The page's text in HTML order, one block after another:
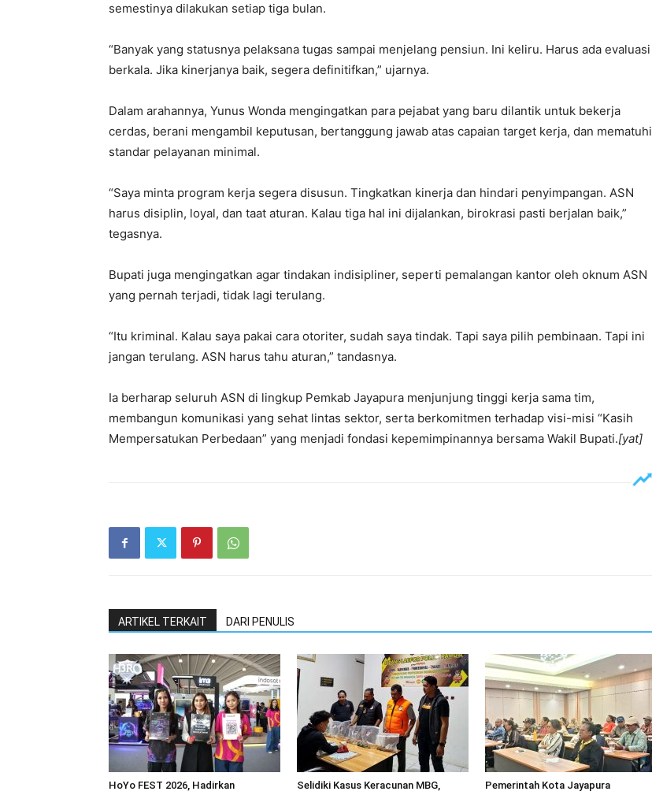
semestinya dilakukan setiap tiga bulan.
“Banyak yang statusnya pelaksana tugas sampai menjelang pensiun. Ini keliru. Harus ada evaluasi
berkala. Jika kinerjanya baik, segera definitifkan,” ujarnya.
Dalam arahannya, Yunus Wonda mengingatkan para pejabat yang baru dilantik untuk bekerja
cerdas, berani mengambil keputusan, bertanggung jawab atas capaian target kerja, dan mematuhi
standar pelayanan minimal.
“Saya minta program kerja segera disusun. Tingkatkan kinerja dan hindari penyimpangan. ASN
harus disiplin, loyal, dan taat aturan. Kalau tiga hal ini dijalankan, birokrasi pasti berjalan baik,”
tegasnya.
Bupati juga mengingatkan agar tindakan indisipliner, seperti pemalangan kantor oleh oknum ASN
yang pernah terjadi, tidak lagi terulang.
“Itu kriminal. Kalau saya pakai cara otoriter, sudah saya tindak. Tapi saya pilih pembinaan. Tapi ini
jangan terulang. ASN harus tahu aturan,” tandasnya.
Ia berharap seluruh ASN di lingkup Pemkab Jayapura menjunjung tinggi kerja sama tim,
membangun komunikasi yang sehat lintas sektor, serta berkomitmen terhadap visi-misi “Kasih
Mempersatukan Perbedaan” yang menjadi fondasi kepemimpinannya bersama Wakil Bupati.[yat]
ARTIKEL TERKAIT DARI PENULIS
HoYo FEST 2026, Hadirkan Selidiki Kasus Keracunan MBG, Pemerintah Kota Jayapura